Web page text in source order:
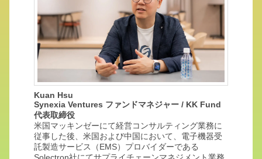
Kuan Hsu
Synexia Ventures ファンドマネジャー / KK Fund
代表取締役
米国マッキンゼーにて経営コンサルティング業務に
従事した後、米国および中国において、電子機器受
託製造サービス（EMS）プロバイダーである